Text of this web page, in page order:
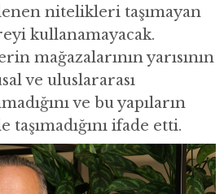
nitelikleri taşımayan
kullanamayacak.
mağazalarının yarısının
ve uluslararası
ve bu yapıların
ifade etti.